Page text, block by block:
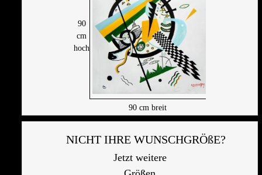
90
cm
hoch
90 cm breit
NICHT IHRE WUNSCHGRÖßE?
Jetzt weitere